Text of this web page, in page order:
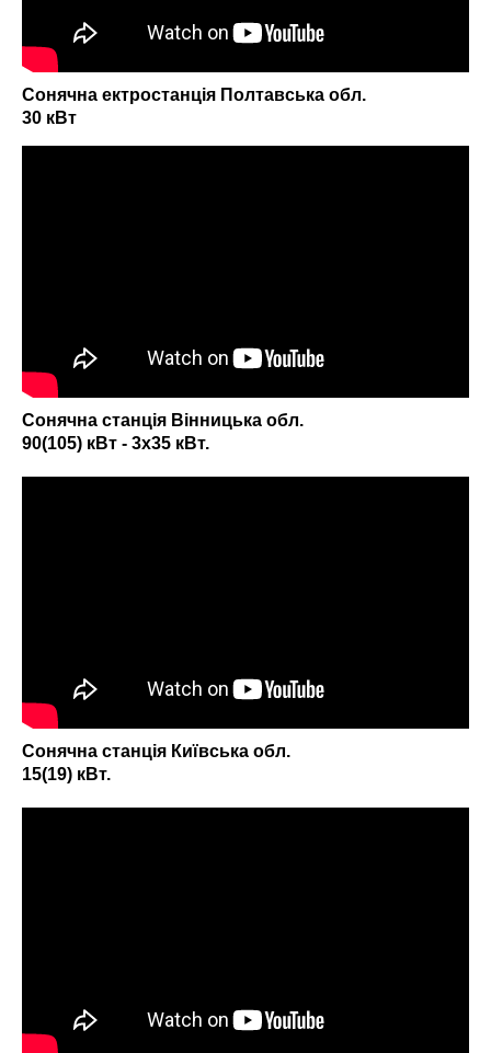
Сонячна ектростанція Полтавська обл.
30 кВт
Сонячна станція Вінницька обл.
90(105) кВт - 3х35 кВт.
Сонячна станція Київська обл.
15(19) кВт.